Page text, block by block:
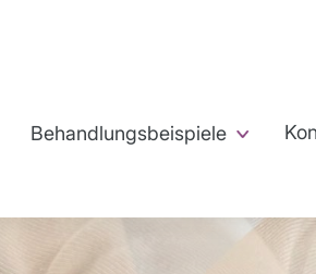
Behandlungsbeispiele